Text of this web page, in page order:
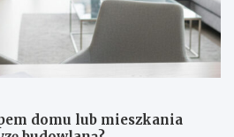
domu lub mieszkania